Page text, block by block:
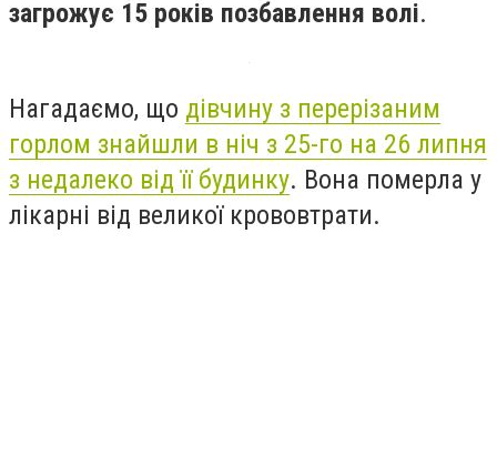
загрожує 15 років позбавлення волі.
Нагадаємо, що дівчину з перерізаним
горлом знайшли в ніч з 25-го на 26 липня
з недалеко від її будинку. Вона померла у
лікарні від великої крововтрати.